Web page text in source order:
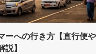
ーへの行き方【直行便
】